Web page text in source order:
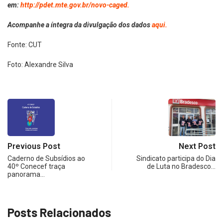
em:http://pdet.mte.gov.br/novo-caged.
Acompanhe a íntegra da divulgação dos dadosaqui.
Fonte: CUT
Foto: Alexandre Silva
Previous Post
Caderno de Subsídios ao
40º Conecef traça
panorama…
Next Post
Sindicato participa do Dia
de Luta no Bradesco…
Posts Relacionados